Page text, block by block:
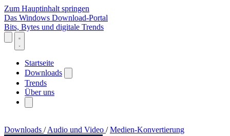
Zum Hauptinhalt springen
Das Windows Download-Portal
Bits, Bytes und digitale Trends
Startseite
Downloads
Trends
Über uns
Downloads / Audio und Video / Medien-Konvertierung